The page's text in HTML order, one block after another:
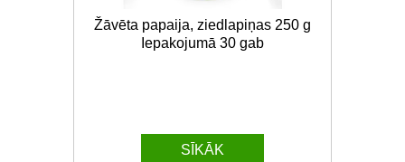
Žāvēta papaija, ziedlapiņas 250 g
Iepakojumā 30 gab
SĪKĀK